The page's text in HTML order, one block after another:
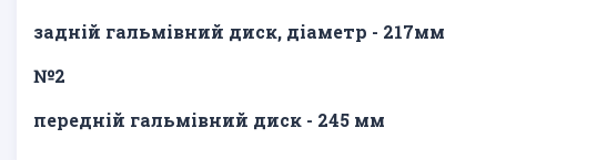
задній гальмівний диск, діаметр - 217мм
№2
передній гальмівний диск - 245 мм